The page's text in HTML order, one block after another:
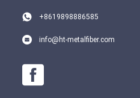
+8619898886585
info@ht-metalfiber.com